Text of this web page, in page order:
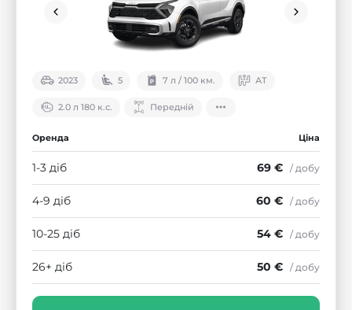
2023 5 7 л / 100 км. АТ
2.0 л 180 к.с. Передній
Оренда Ціна
1-3 діб 69 € / добу
4-9 діб 60 € / добу
10-25 діб 54 € / добу
26+ діб 50 € / добу